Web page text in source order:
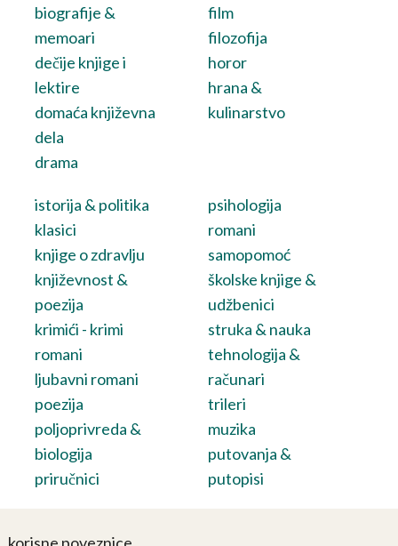
biografije &
memoari
dečije knjige i
lektire
domaća književna
dela
drama
film
filozofija
horor
hrana &
kulinarstvo
istorija & politika
klasici
knjige o zdravlju
književnost &
poezija
krimići - krimi
romani
ljubavni romani
poezija
poljoprivreda &
biologija
priručnici
psihologija
romani
samopomoć
školske knjige &
udžbenici
struka & nauka
tehnologija &
računari
trileri
muzika
putovanja &
putopisi